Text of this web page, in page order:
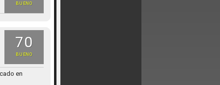
BUENO
70
BUENO
en